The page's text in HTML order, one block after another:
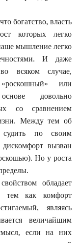
богатство, власть
которых легко
мышление легко
И даже
всяком случае,
или
довольно
со сравнением
Между тем об
судить по своим
вызван
Но у роста
обладает
тем как комфорт
являясь
величайшим
если на них